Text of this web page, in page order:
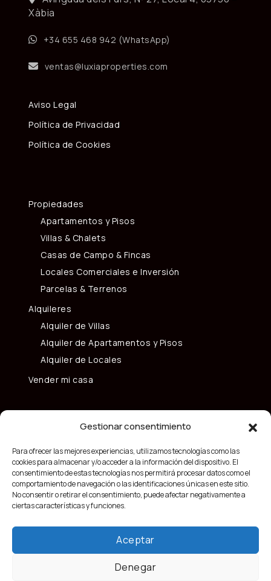
Gestionar consentimiento
Para ofrecer las mejores experiencias, utilizamos tecnologías como las
cookies para almacenar y/o acceder a la información del dispositivo. El
consentimiento de estas tecnologías nos permitirá procesar datos como el
comportamiento de navegación o las identificaciones únicas en este sitio.
No consentir o retirar el consentimiento, puede afectar negativamente a
ciertas características y funciones.
Aceptar
Denegar
Xàbia
+34 655 468 942 (WhatsApp)
ventas@luxiaproperties.com
Aviso Legal
Política de Privacidad
Política de Cookies
Propiedades
Apartamentos y Pisos
Villas & Chalets
Casas de Campo & Fincas
Locales Comerciales e Inversión
Parcelas & Terrenos
Alquileres
Alquiler de Villas
Alquiler de Apartamentos y Pisos
Alquiler de Locales
Vender mi casa